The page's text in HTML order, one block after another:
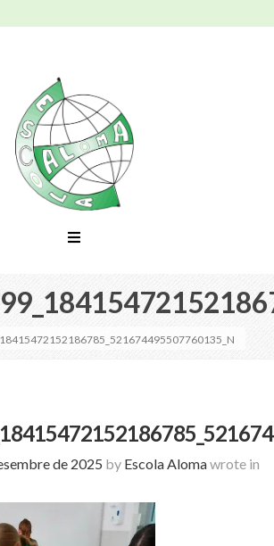
de 2025 by Escola Alomawrote in